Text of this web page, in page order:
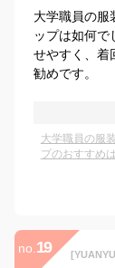
大学職員の服
ップは如何で
せやすく、着
勧めです。
大学職員の服
プのおすすめ
no. 19